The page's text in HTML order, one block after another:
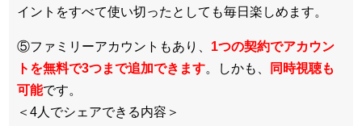
イントをすべて使い切ったとしても毎日楽しめます。
⑤ファミリーアカウントもあり、 1つの契約でアカウン
トを無料で3つまで追加できます。しかも、
同時視聴も
可能です。
＜4人でシェアできる内容＞